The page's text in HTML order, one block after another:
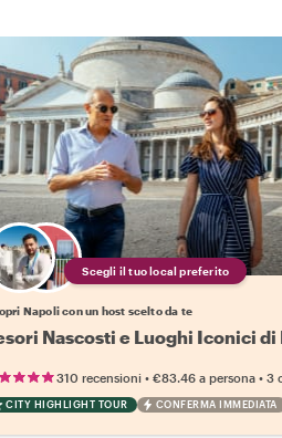
Scegli il tuo local preferito
Napoli con un host scelto da te
Nascosti e Luoghi Iconici di
310 recensioni •€83.46 a persona •3
CITY HIGHLIGHT TOUR CONFERMA IMMEDIATA